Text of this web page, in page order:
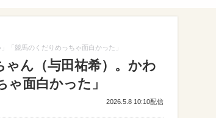
「競馬のくだりめっちゃ面白かった」
ゃん（与田祐希）。かわ
面白かった」
2026.5.8 10:10配信